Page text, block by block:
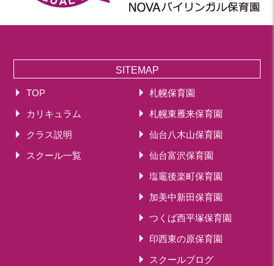
SITEMAP
TOP
カリキュラム
クラス説明
スクール一覧
札幌保育園
札幌東雁来保育園
仙台八木山保育園
仙台富沢保育園
塩竈後楽町保育園
加美中新田保育園
つくば西平塚保育園
印西東の原保育園
スクールブログ